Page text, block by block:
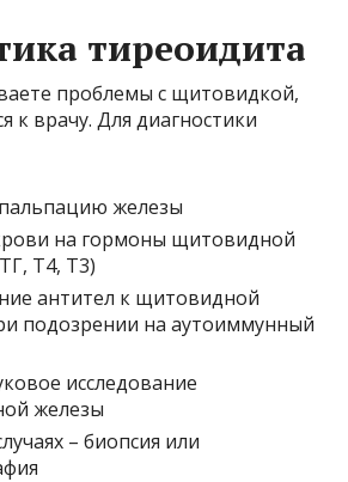
тиреоидита
проблемы с щитовидкой,
к врачу. Для диагностики
железы
на гормоны щитовидной
Т4, Т3)
антител к щитовидной
подозрении на аутоиммунный
исследование
железы
– биопсия или